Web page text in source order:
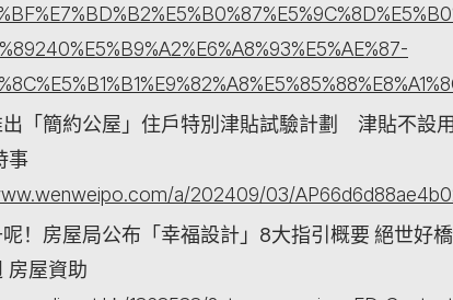
出「簡約公屋」住戶特別津貼試驗計劃 津貼不設
事
a/202409/03/
！房屋局公布「幸福設計」8大指引概要 絕世好
房屋資助